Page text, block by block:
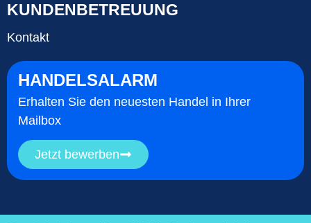
KUNDENBETREUUNG
Kontakt
HANDELSALARM
Erhalten Sie den neuesten Handel in Ihrer
Mailbox
Jetzt bewerben